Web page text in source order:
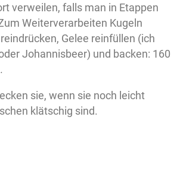
verweilen, falls man in Etappen
Weiterverarbeiten Kugeln
Gelee reinfüllen (ich
Johannisbeer) und backen: 160
sie, wenn sie noch leicht
klätschig sind.